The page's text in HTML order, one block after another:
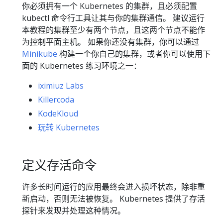
你必须拥有一个 Kubernetes 的集群，且必须配置
kubectl 命令行工具让其与你的集群通信。 建议运行
本教程的集群至少有两个节点，且这两个节点不能作
为控制平面主机。 如果你还没有集群，你可以通过
Minikube 构建一个你自己的集群，或者你可以使用下
面的 Kubernetes 练习环境之一：
iximiuz Labs
Killercoda
KodeKloud
玩转 Kubernetes
定义存活命令
许多长时间运行的应用最终会进入损坏状态，除非重
新启动，否则无法被恢复。 Kubernetes 提供了存活
探针来发现并处理这种情况。